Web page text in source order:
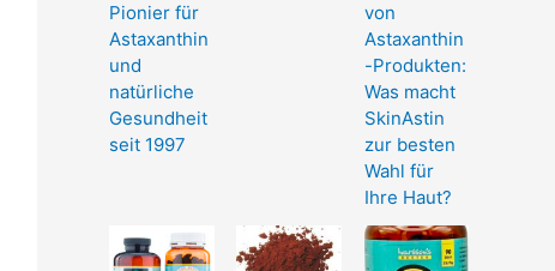
Pionier für
Astaxanthin
und
natürliche
Gesundheit
seit 1997
von
Astaxanthin
-Produkten:
Was macht
SkinAstin
zur besten
Wahl für
Ihre Haut?